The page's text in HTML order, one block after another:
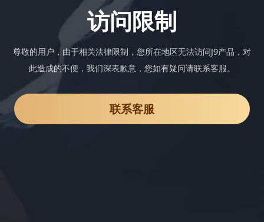
访问限制
尊敬的用户，由于相关法律限制，您所在地区无法访问J9产品，对
此造成的不便，我们深表歉意，您如有疑问请联系客服。
联系客服